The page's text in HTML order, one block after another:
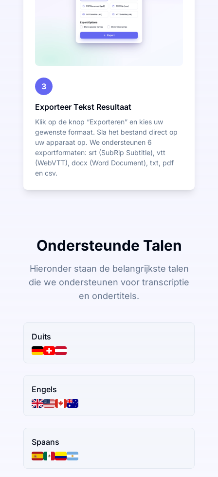
3
Exporteer Tekst Resultaat
Klik op de knop “Exporteren” en kies uw
gewenste formaat. Sla het bestand direct op
uw apparaat op. We ondersteunen 6
exportformaten: srt (SubRip Subtitle), vtt
(WebVTT), docx (Word Document), txt, pdf
en csv.
Ondersteunde Talen
Hieronder staan de belangrijkste talen
die we ondersteunen voor transcriptie
en ondertitels.
Duits
Engels
Spaans